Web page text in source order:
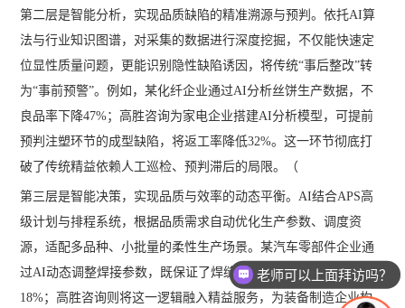
第二层是智能分析，实现品质缺陷的精准溯源与预判。依托AI算
法与行业知识图谱，对采集的数据进行深度挖掘，不仅能快速定
位显性质量问题，更能识别隐性缺陷诱因，将传统“事后整改”转
为“事前预警”。例如，某化纤企业通过AI分析丝饼生产数据，不
良品率下降47%；高胜咨询为家电企业搭建AI分析模型，可提前
预判注塑环节的成型缺陷，将返工率降低32%。这一环节彻底打
破了传统精益依赖人工巡检、预判滞后的局限。（
第三层是智能决策，实现品质与效率的动态平衡。AI结合APS高
级计划与排程系统，根据品质需求自动优化生产参数、调度资
源，适配多品种、小批量的柔性生产场景。某汽车零部件企业通
过AI动态调整焊接参数，既保证了焊缝品质，又使生产效率提升
18%；高胜咨询则将这一逻辑融入精益服务，为装备制造企业构
老师可以上面拜访吗？
我想要了解产品